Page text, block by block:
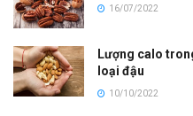
16/07/2022
Lượng calo
loại đậu
10/10/2022